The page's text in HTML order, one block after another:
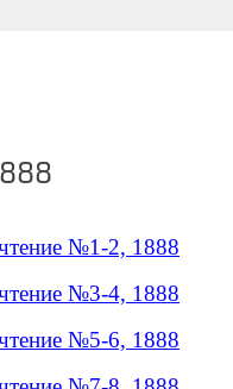
№1-2, 1888
№3-4, 1888
№5-6, 1888